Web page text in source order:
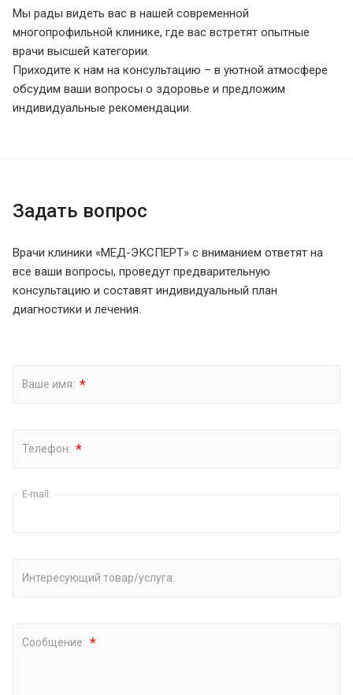
Мы рады видеть вас в нашей современной
многопрофильной клинике, где вас встретят опытные
врачи высшей категории.
Приходите к нам на консультацию – в уютной атмосфере
обсудим ваши вопросы о здоровье и предложим
индивидуальные рекомендации.
Задать вопрос
Врачи клиники «МЕД-ЭКСПЕРТ» с вниманием ответят на
все ваши вопросы, проведут предварительную
консультацию и составят индивидуальный план
диагностики и лечения.
Ваше имя: *
Телефон: *
E-mail:
Интересующий товар/услуга:
Сообщение: *